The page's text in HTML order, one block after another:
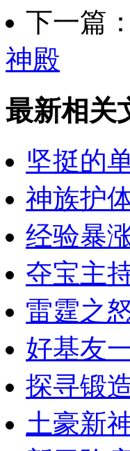
下一篇
神殿
最新相关
坚挺的
神族护
经验暴
夺宝主
雷霆之
好基友
探寻锻
土豪新